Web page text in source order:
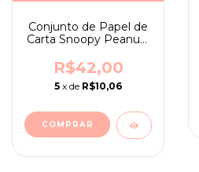
Conjunto de Papel de
Carta Snoopy Peanuts
R$42,00
5 x de R$10,06